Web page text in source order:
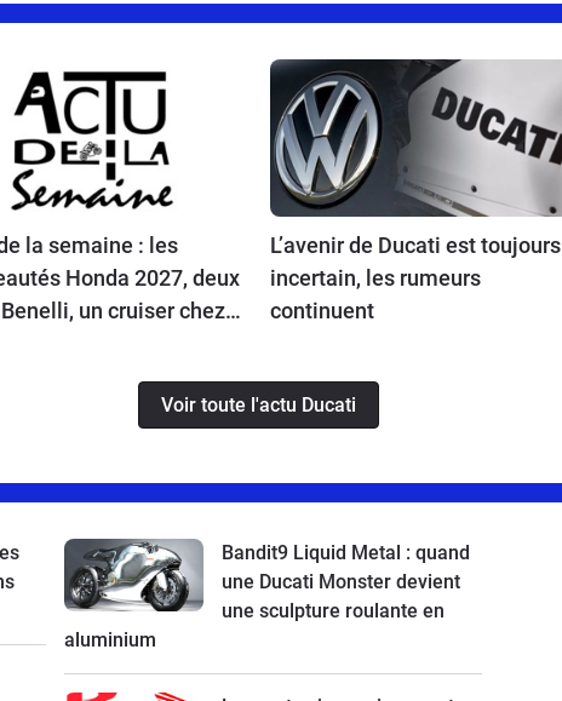
la semaine : les
Honda 2027, deux
un cruiser chez
Atlas à l’essai
L’avenir de Ducati est toujours
incertain, les rumeurs
continuent
Voir toute l'actu Ducati
Bandit9 Liquid Metal : quand
une Ducati Monster devient
une sculpture roulante en
aluminium